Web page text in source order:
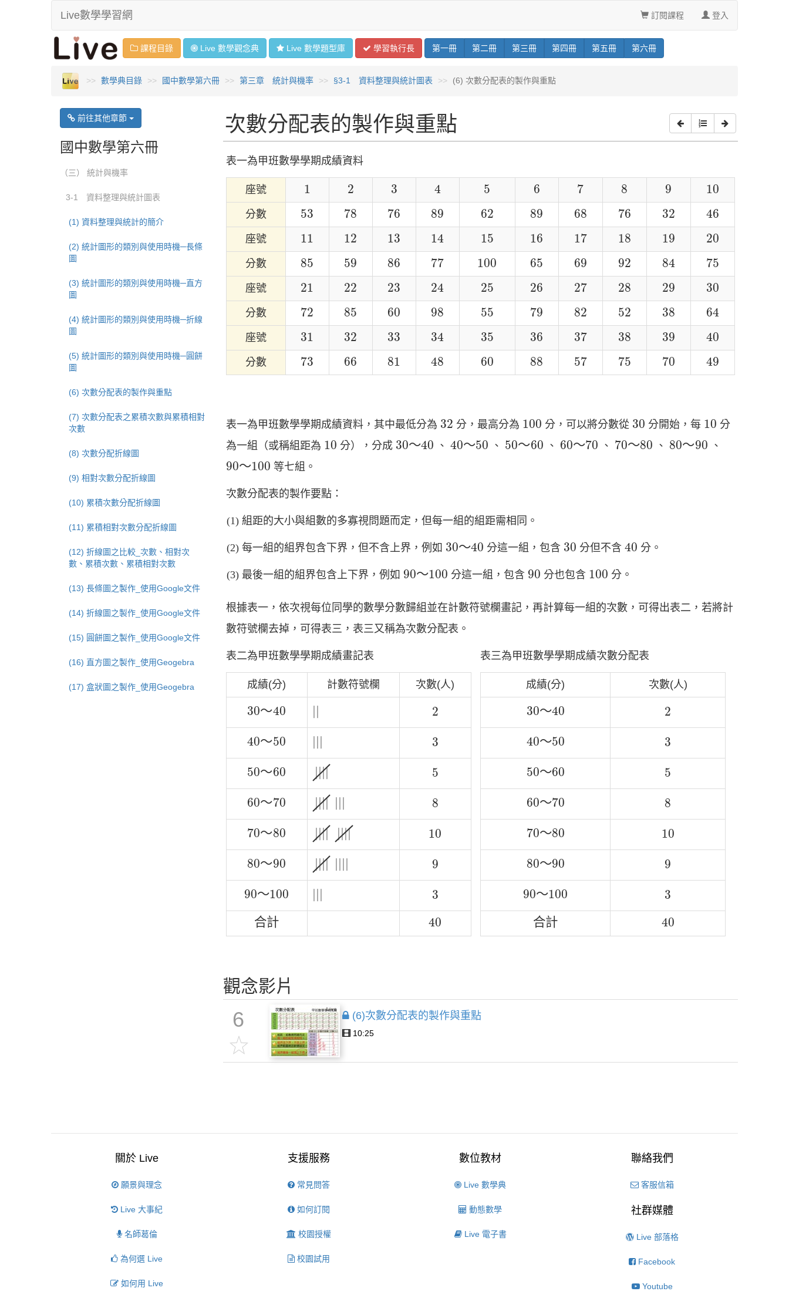
Live數學學習網 訂閱課程 登入
課程目錄 Live 數學觀念典 Live 數學題型庫 學習執行長 第一冊 第二冊 第三冊 第四冊 第五冊 第六冊
數學典目錄 國中數學第六冊 第三章 統計與機率 §3-1 資料整理與統計圖表 (6) 次數分配表的製作與重點
次數分配表的製作與重點
表一為甲班數學學期成績資料
座號 1
1 2
2 3
3 4
4 5
5 6
6 7
7 8
8 9
9 10
10
分數 53
53 78
78 76
76 89
89 62
62 89
89 68
68 76
76 32
32 46
46
座號 11
11 12
12 13
13 14
14 15
15 16
16 17
17 18
18 19
19 20
20
分數 85
85 59
59 86
86 77
77 100
100 65
65 69
69 92
92 84
84 75
75
座號 21
21 22
22 23
23 24
24 25
25 26
26 27
27 28
28 29
29 30
30
分數 72
72 85
85 60
60 98
98 55
55 79
79 82
82 52
52 38
38 64
64
座號 31
31 32
32 33
33 34
34 35
35 36
36 37
37 38
38 39
39 40
40
分數 73
73 66
66 81
81 48
48 60
60 88
88 57
57 75
75 70
70 49
49
表一為甲班數學學期成績資料，其中最低分為 32
32 分，最高分為 100
100 分，可以將分數從 30
30 分開始，每 10
10 分
為一組（或稱組距為 10
10 分），分成 30～40
30～40 、 40～50
40～50 、 50～60
50～60 、 60～70
60～70 、 70～80
70～80 、 80～90
80～90 、
90～100
90～100 等七組。
次數分配表的製作要點：
組距的大小與組數的多寡視問題而定，但每一組的組距需相同。
每一組的組界包含下界，但不含上界，例如 30～40
30～40 分這一組，包含 30
30 分但不含 40
40 分。
最後一組的組界包含上下界，例如 90～100
90～100 分這一組，包含 90
90 分也包含 100
100 分。
根據表一，依次視每位同學的數學分數歸組並在計數符號欄畫記，再計算每一組的次數，可得出表二，若將計
數符號欄去掉，可得表三，表三又稱為次數分配表。
表二為甲班數學學期成績畫記表
成績(分) 計數符號欄 次數(人)
30～40
30～40 || 2
2
40～50
40～50 ||| 3
3
50～60
50～60 ||||
|||
5
5
60～70
60～70 ||||
||||||
8
8
70～80
70～80 |||| ||||
||||||
10
10
80～90
80～90 ||||
||||||
9
9
90～100
90～100 ||| 3
3
合計
合計 40
40
表三為甲班數學學期成績次數分配表
成績(分) 次數(人)
30～40
30～40 2
2
40～50
40～50 3
3
50～60
50～60 5
5
60～70
60～70 8
8
70～80
70～80 10
10
80～90
80～90 9
9
90～100
90～100 3
3
合計
合計 40
40
觀念影片
6 (6)次數分配表的製作與重點
10:25
前往其他章節
國中數學第六冊
（三） 統計與機率
3-1 資料整理與統計圖表
(1) 資料整理與統計的簡介
(2) 統計圖形的類別與使用時機─長條
圖
(3) 統計圖形的類別與使用時機─直方
圖
(4) 統計圖形的類別與使用時機─折線
圖
(5) 統計圖形的類別與使用時機─圓餅
圖
(6) 次數分配表的製作與重點
(7) 次數分配表之累積次數與累積相對
次數
(8) 次數分配折線圖
(9) 相對次數分配折線圖
(10) 累積次數分配折線圖
(11) 累積相對次數分配折線圖
(12) 折線圖之比較_次數、相對次
數、累積次數、累積相對次數
(13) 長條圖之製作_使用Google文件
(14) 折線圖之製作_使用Google文件
(15) 圓餅圖之製作_使用Google文件
(16) 直方圖之製作_使用Geogebra
(17) 盒狀圖之製作_使用Geogebra
關於 Live
願景與理念
Live 大事紀
名師葛倫
為何選 Live
如何用 Live
支援服務
常見問答
如何訂閱
校園授權
校園試用
數位教材
Live 數學典
動態數學
Live 電子書
聯絡我們
客服信箱
社群媒體
Live 部落格
Facebook
Youtube